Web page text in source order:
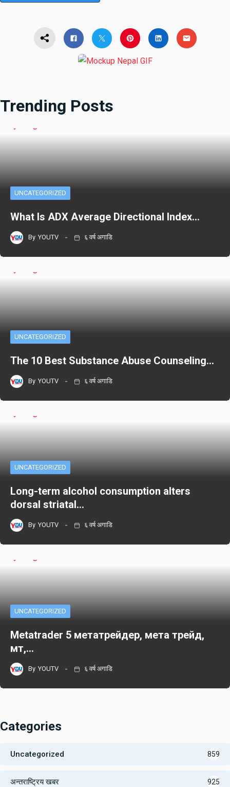
Trending Posts
UNCATEGORIZED
What Is ADX Average Directional Index…
By YOUTV ६ वर्ष अगाडि
UNCATEGORIZED
The 10 Best Substance Abuse Counseling…
By YOUTV ६ वर्ष अगाडि
UNCATEGORIZED
Long-term alcohol consumption alters
dorsal striatal…
By YOUTV ६ वर्ष अगाडि
UNCATEGORIZED
Metatrader 5 метатрейдер, мета трейд,
мт,…
By YOUTV ६ वर्ष अगाडि
Categories
Uncategorized 859
अन्तराष्ट्रिय खबर 925